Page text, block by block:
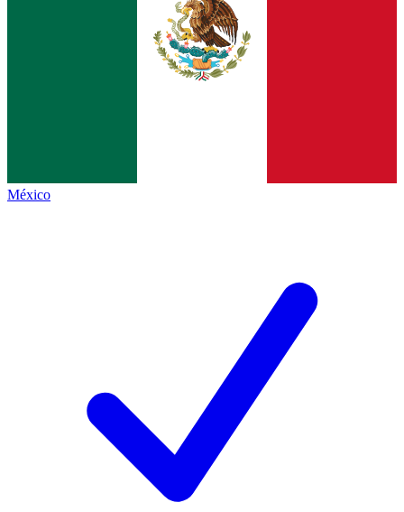
México